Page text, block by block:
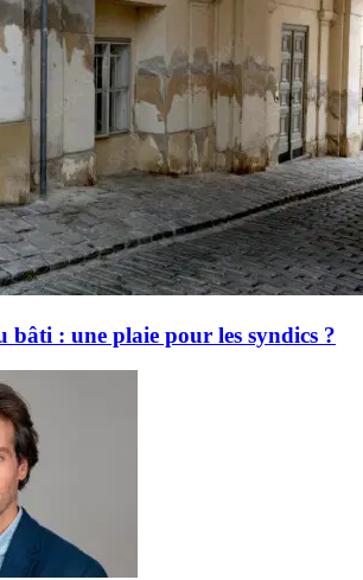
bâti : une plaie pour les syndics ?